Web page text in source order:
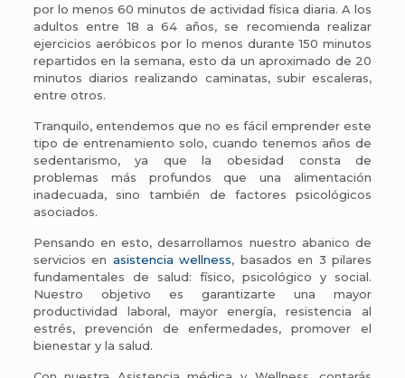
por lo menos 60 minutos de actividad física diaria. A los
adultos entre 18 a 64 años, se recomienda realizar
ejercicios aeróbicos por lo menos durante 150 minutos
repartidos en la semana, esto da un aproximado de 20
minutos diarios realizando caminatas, subir escaleras,
entre otros.
Tranquilo, entendemos que no es fácil emprender este
tipo de entrenamiento solo, cuando tenemos años de
sedentarismo, ya que la obesidad consta de
problemas más profundos que una alimentación
inadecuada, sino también de factores psicológicos
asociados.
Pensando en esto, desarrollamos nuestro abanico de
servicios en asistencia wellness, basados en 3 pilares
fundamentales de salud: físico, psicológico y social.
Nuestro objetivo es garantizarte una mayor
productividad laboral, mayor energía, resistencia al
estrés, prevención de enfermedades, promover el
bienestar y la salud.